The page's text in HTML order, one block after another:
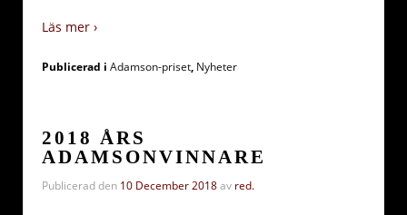
Läs mer ›
Publicerad i Adamson-priset, Nyheter
2018 ÅRS
ADAMSONVINNARE
Publicerad den 10 December 2018av red.